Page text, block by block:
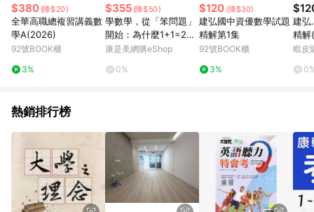
$380 (降$20)
全華高職總複習講義數
學A(2026)
92號BOOK櫃
3%
$355 (降$50)
學數學，從「笨問題」
開始：為什麼1+1=2？
「1」為何不是質數？
重拾探索數學的樂趣
康是美網購eShop
0%
$120 (降$30)
建弘國中資優數學試題
精解第1集
92號BOOK櫃
3%
建弘
精解
oro
蝦皮
熱銷排行榜